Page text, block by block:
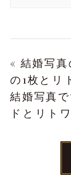
« 結婚写
の1枚とリ
結婚写真
ドとリト